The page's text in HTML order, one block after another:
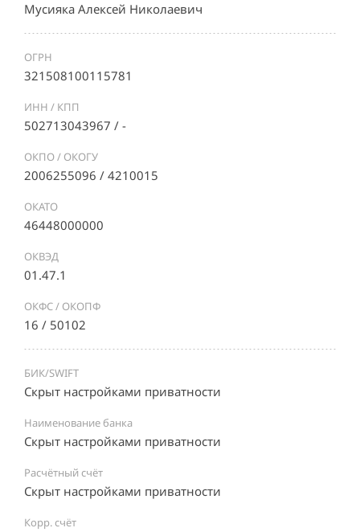
Мусияка Алексей Николаевич
ОГРН
321508100115781
ИНН / КПП
502713043967 / -
ОКПО / ОКОГУ
2006255096 / 4210015
ОКАТО
46448000000
ОКВЭД
01.47.1
ОКФС / ОКОПФ
16 / 50102
БИК/SWIFT
Скрыт настройками приватности
Наименование банка
Скрыт настройками приватности
Расчётный счёт
Скрыт настройками приватности
Корр. счёт